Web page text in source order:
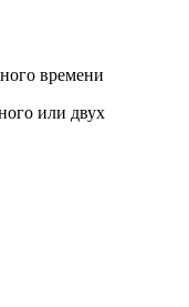
времени
или двух